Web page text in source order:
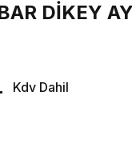
DİKEY
Kdv Dahil